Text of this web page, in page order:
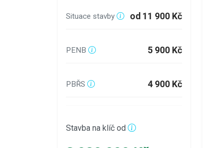
Situace stavby od 11 900 Kč
PENB 5 900 Kč
PBŘS 4 900 Kč
Stavba na klíč od